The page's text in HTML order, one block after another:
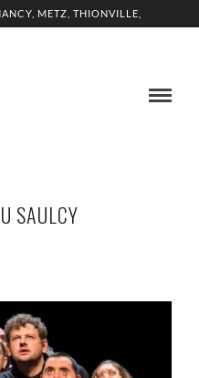
METZ, THIONVILLE,
SAULCY